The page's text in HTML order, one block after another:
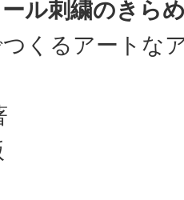
ール刺繍のきら
くるアートな